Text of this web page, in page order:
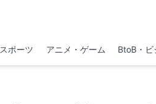
スポーツ アニメ・ゲーム BtoB・ビ